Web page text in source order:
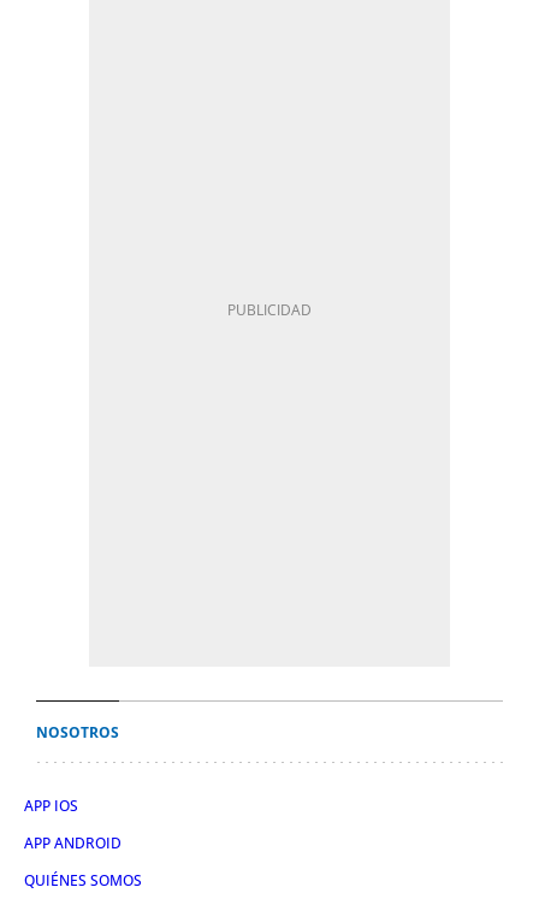
NOSOTROS
APP IOS
APP ANDROID
QUIÉNES SOMOS